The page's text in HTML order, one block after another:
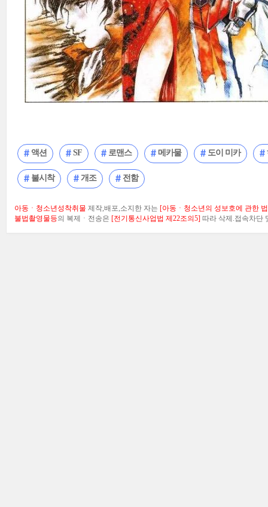
액션 SF 로맨스 메카물 도이 미카
불시착 개조 전함
아동ㆍ청소년성착취물 제작,배포,소지한 자는 [아동ㆍ청소년의 성보호에 관한
불법촬영물등의 복제ㆍ전송은 [전기통신사업법 제22조의5] 따라 삭제.접속차단